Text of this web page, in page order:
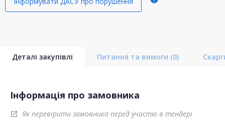
Деталі закупівлі Питання та вимоги (0)
Інформація про замовника
open_in_new Як перевірити замовника перед участю в тендері